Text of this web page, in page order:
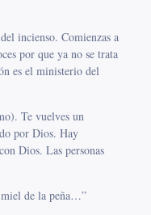
incienso. Comienzas a
por que ya no se trata
es el ministerio del
Te vuelves un
por Dios. Hay
Dios. Las personas
miel de la peña…”